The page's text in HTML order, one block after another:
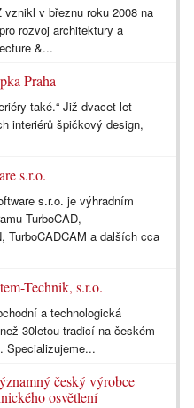
vznikl v březnu roku 2008 na
rozvoj architektury a
&...
Praha
také.“ Již dvacet let
interiérů špičkový design,
s.r.o.
s.r.o. je výhradním
TurboCAD,
TurboCADCAM a dalších cca
Technik, s.r.o.
a technologická
30letou tradicí na českém
Specializujeme...
český výrobce
osvětlení